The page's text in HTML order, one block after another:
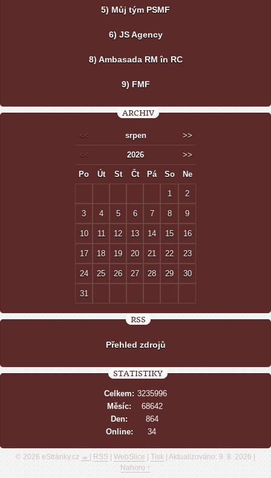
5) Můj tým PSMF
6) JS Agency
8) Ambasada RM în RC
9) FMF
ARCHIV
<< srpen >>
<< 2026 >>
Po Út St Čt Pá So Ne
1 2
3 4 5 6 7 8 9
10 11 12 13 14 15 16
17 18 19 20 21 22 23
24 25 26 27 28 29 30
31
RSS
Přehled zdrojů
STATISTIKY
Online: 34
Celkem: 3235996
Měsíc:
68642
Den:
864
© 2026 eStránky.cz RSS WebSlice Tisk Aktualizováno: 9. 8. 2026
Nahoru ↑